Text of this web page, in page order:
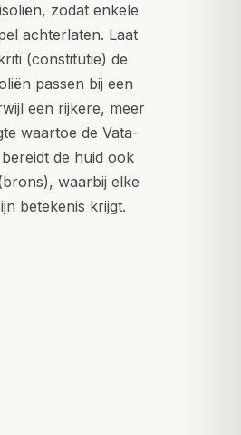
zodat enkele
achterlaten. Laat
(constitutie) de
passen bij een
een rijkere, meer
waartoe de Vata-
de huid ook
waarbij elke
betekenis krijgt.